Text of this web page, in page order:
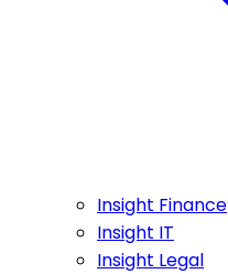
Insight Finance
Insight IT
Insight Legal